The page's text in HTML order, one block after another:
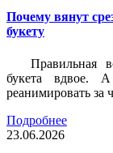
Почему вянут
букету
Правильная
букета
реанимировать за
Подробнее
23.06.2026